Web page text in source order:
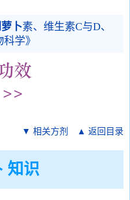
卜素、维生素C与D、
学》
▼ 相关方剂 ▲ 返回目录
知识